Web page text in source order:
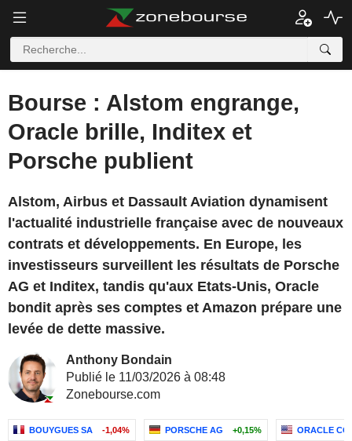
Bourse : Alstom engrange,
Oracle brille, Inditex et
Porsche publient
Alstom, Airbus et Dassault Aviation dynamisent
l'actualité industrielle française avec de nouveaux
contrats et développements. En Europe, les
investisseurs surveillent les résultats de Porsche
AG et Inditex, tandis qu'aux Etats-Unis, Oracle
bondit après ses comptes et Amazon prépare une
levée de dette massive.
Anthony Bondain
Publié le 11/03/2026 à 08:48
Zonebourse.com
BOUYGUES SA -1,04% PORSCHE AG +0,15% ORACLE